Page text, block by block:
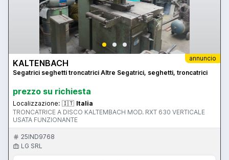
annuncio
KALTENBACH
Segatrici seghetti troncatrici Altre Segatrici, seghetti, troncatrici
prezzo su richiesta
Localizzazione: 🇮🇹 Italia
TRONCATRICE A DISCO KALTEMBACH MOD. RXT 630 VERTICALE
USATA FUNZIONANTE
25IND9768
LG SRL